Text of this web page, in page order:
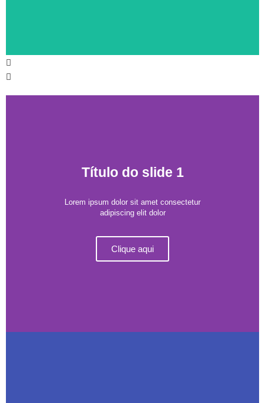
Título do slide 1
Lorem ipsum dolor sit amet consectetur
adipiscing elit dolor
Clique aqui